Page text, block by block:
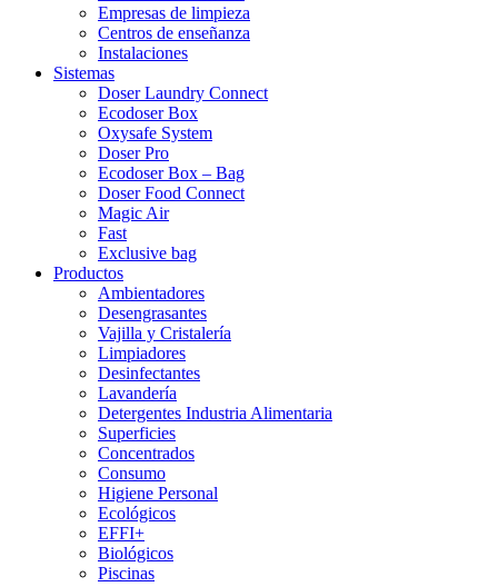
Empresas de limpieza
Centros de enseñanza
Instalaciones
Sistemas
Doser Laundry Connect​
Ecodoser Box
Oxysafe System
Doser Pro
Ecodoser Box – Bag
Doser Food Connect
Magic Air
Fast
Exclusive bag
Productos
Ambientadores
Desengrasantes
Vajilla y Cristalería
Limpiadores
Desinfectantes
Lavandería
Detergentes Industria Alimentaria
Superficies
Concentrados
Consumo
Higiene Personal
Ecológicos
EFFI+
Biológicos
Piscinas